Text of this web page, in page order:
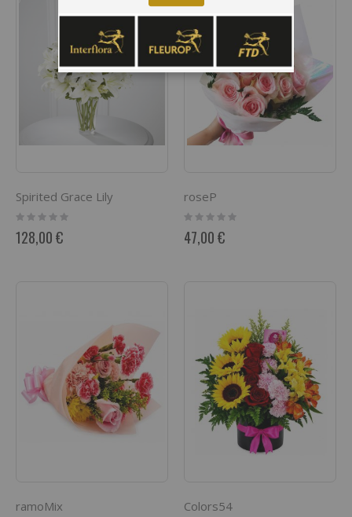
Spirited Grace Lily
Rating:
128,00 €
roseP
Rating:
47,00 €
ramoMix Colors54